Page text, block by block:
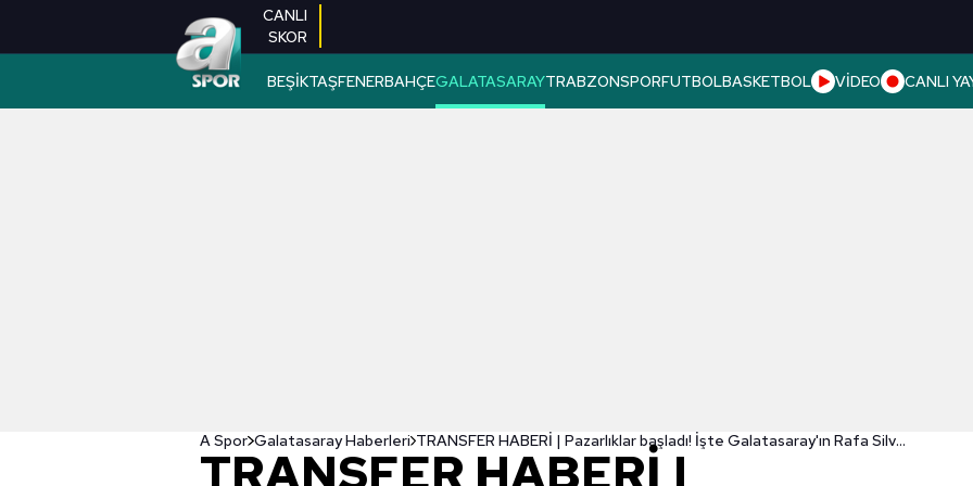
CANLI
SKOR
BEŞİKTAŞFENERBAHÇEGALATASARAYTRABZONSPORFUTBOLBASKETBOL VİDEO CANLI
A Spor Galatasaray Haberleri TRANSFER HABERİ | Pazarlıklar başladı! İşte Galatasaray'ın Rafa Silva teklifi
TRANSFER HABERİ |